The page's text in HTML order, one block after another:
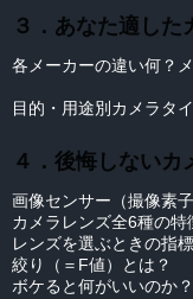
３．あなた適した
各メーカーの違い何？
目的・用途別カメラタ
４．後悔しないカ
画像センサー（撮像素
カメラレンズ全6種の特
レンズを選ぶときの指
絞り（＝F値）とは？
ボケると何がいいのか？